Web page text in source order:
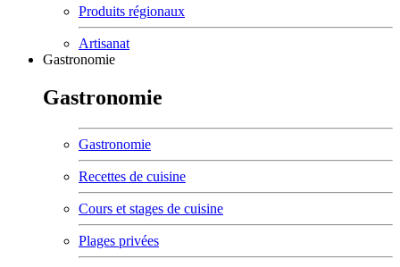
Produits régionaux
Artisanat
Gastronomie
Gastronomie
Gastronomie
Recettes de cuisine
Cours et stages de cuisine
Plages privées